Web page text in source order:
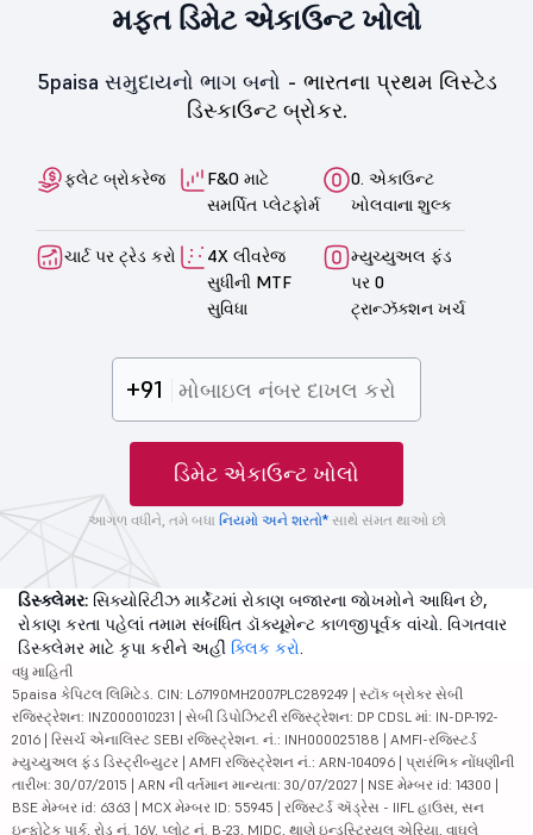
મફત ડિમેટ એકાઉન્ટ ખોલો
5paisa સમુદાયનો ભાગ બનો - ભારતના પ્રથમ લિસ્ટેડ
ડિસ્કાઉન્ટ બ્રોકર.
ફ્લેટ બ્રોકરેજ
F&O માટે
સમર્પિત પ્લેટફોર્મ
0. એકાઉન્ટ
ખોલવાના શુલ્ક
ચાર્ટ પર ટ્રેડ કરો
4X લીવરેજ
સુધીની MTF
સુવિધા
મ્યુચ્યુઅલ ફંડ
પર 0
ટ્રાન્ઝૅક્શન ખર્ચ
+91
ડિમેટ એકાઉન્ટ ખોલો
આગળ વધીને, તમે બધા નિયમો અને શરતો*સાથે સંમત થાઓ છો
ડિસ્ક્લેમર: સિક્યોરિટીઝ માર્કેટમાં રોકાણ બજારના જોખમોને આધિન છે,
રોકાણ કરતા પહેલાં તમામ સંબંધિત ડૉક્યૂમેન્ટ કાળજીપૂર્વક વાંચો. વિગતવાર
ડિસ્ક્લેમર માટે કૃપા કરીને અહીં ક્લિક કરો.
વધુ માહિતી
5paisa કેપિટલ લિમિટેડ. CIN: L67190MH2007PLC289249 | સ્ટૉક બ્રોકર સેબી
રજિસ્ટ્રેશન: INZ000010231 | સેબી ડિપોઝિટરી રજિસ્ટ્રેશન: DP CDSL માં: IN-DP-192-
2016 | રિસર્ચ એનાલિસ્ટ SEBI રજિસ્ટ્રેશન. નં.: INH000025188 | AMFI-રજિસ્ટર્ડ
મ્યુચ્યુઅલ ફંડ ડિસ્ટ્રીબ્યુટર | AMFI રજિસ્ટ્રેશન નં.: ARN-104096 | પ્રારંભિક નોંધણીની
તારીખ: 30/07/2015 | ARN ની વર્તમાન માન્યતા: 30/07/2027 | NSE મેમ્બર id: 14300 |
BSE મેમ્બર id: 6363 | MCX મેમ્બર ID: 55945 | રજિસ્ટર્ડ ઍડ્રેસ - IIFL હાઉસ, સન
ઇન્ફોટેક પાર્ક, રોડ નં. 16V, પ્લોટ નં. B-23, MIDC, થાણે ઇન્ડસ્ટ્રિયલ એરિયા, વાઘલે